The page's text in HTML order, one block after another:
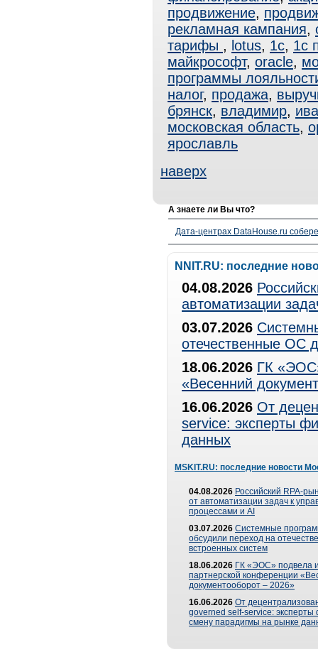
продвижение,
рекламная кампания,
тарифы , lotus, 1с, 1с
майкрософт, oracle,
программы
налог, продажа,
брянск, владимир,
московская область,
ярославль
наверх
А знаете ли Вы что?
Дата-центрах DataHouse.ru
NNIT.RU: последние
04.08.2026
автоматизации
03.07.2026
отечественные ОС
18.06.2026 ГК
«Весенний
16.06.2026 От
service: эксперты
данных
MSKIT.RU: последние новости
04.08.2026 Российский RPA-
от автоматизации задач к
процессами и AI
03.07.2026 Системные
обсудили переход на
встроенных систем
18.06.2026 ГК «ЭОС» подвела
партнерской конференции
документооборот – 2026»
16.06.2026 От
governed self-service: эксперты
смену парадигмы на рынке